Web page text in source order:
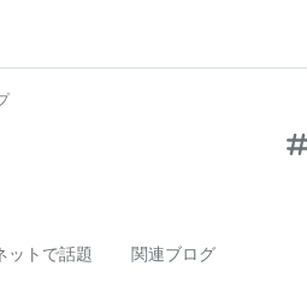
ットで話題 関連ブログ